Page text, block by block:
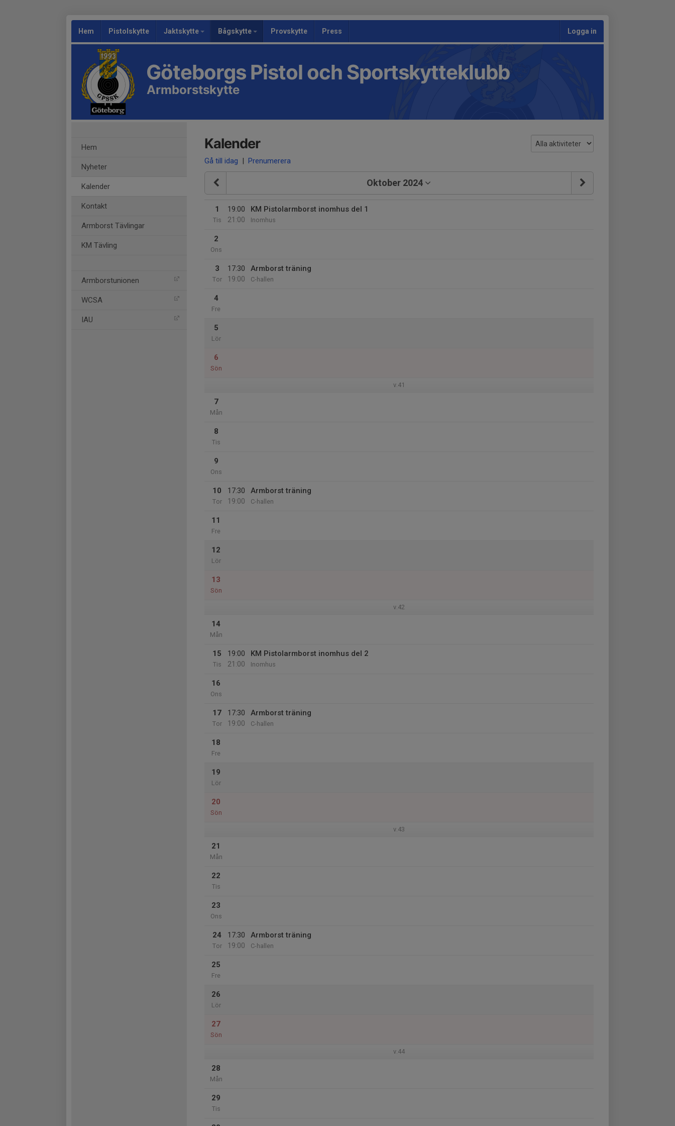
Hem Pistolskytte Jaktskytte Bågskytte Provskytte Press Logga in
Göteborgs Pistol och Sportskytteklubb
Armborstskytte
Hem
Nyheter
Kalender
Kontakt
Armborst Tävlingar
KM Tävling
Armborstunionen
WCSA
IAU
Kalender
Gå till idag | Prenumerera
Oktober 2024
1
Tis
19:00
21:00
KM Pistolarmborst inomhus del 1
Inomhus
2
Ons
3
Tor
17:30
19:00
Armborst träning
C-hallen
4
Fre
5
Lör
6
Sön
v.41
7
Mån
8
Tis
9
Ons
10
Tor
17:30
19:00
Armborst träning
C-hallen
11
Fre
12
Lör
13
Sön
v.42
14
Mån
15
Tis
19:00
21:00
KM Pistolarmborst inomhus del 2
Inomhus
16
Ons
17
Tor
17:30
19:00
Armborst träning
C-hallen
18
Fre
19
Lör
20
Sön
v.43
21
Mån
22
Tis
23
Ons
24
Tor
17:30
19:00
Armborst träning
C-hallen
25
Fre
26
Lör
27
Sön
v.44
28
Mån
29
Tis